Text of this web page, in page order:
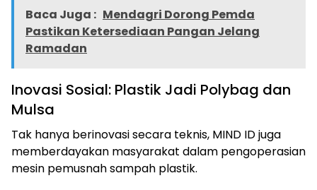
Baca Juga : Mendagri Dorong Pemda
Pastikan Ketersediaan Pangan Jelang
Ramadan
Inovasi Sosial: Plastik Jadi Polybag dan
Mulsa
Tak hanya berinovasi secara teknis, MIND ID juga
memberdayakan masyarakat dalam pengoperasian
mesin pemusnah sampah plastik.